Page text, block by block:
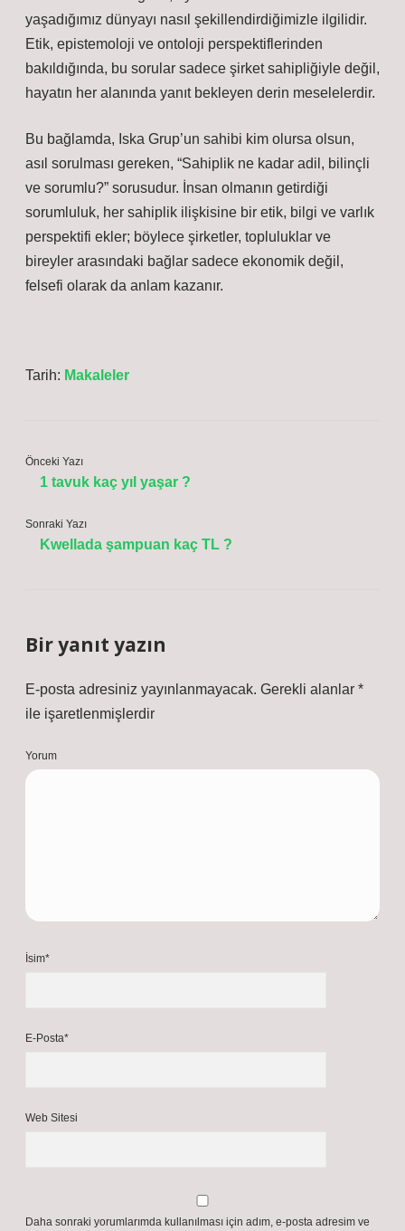
yaşadığımız dünyayı nasıl şekillendirdiğimizle ilgilidir.
Etik, epistemoloji ve ontoloji perspektiflerinden
bakıldığında, bu sorular sadece şirket sahipliğiyle değil,
hayatın her alanında yanıt bekleyen derin meselelerdir.
Bu bağlamda, Iska Grup’un sahibi kim olursa olsun,
asıl sorulması gereken, “Sahiplik ne kadar adil, bilinçli
ve sorumlu?” sorusudur. İnsan olmanın getirdiği
sorumluluk, her sahiplik ilişkisine bir etik, bilgi ve varlık
perspektifi ekler; böylece şirketler, topluluklar ve
bireyler arasındaki bağlar sadece ekonomik değil,
felsefi olarak da anlam kazanır.
Tarih: Makaleler
Önceki Yazı
1 tavuk kaç yıl yaşar ?
Sonraki Yazı
Kwellada şampuan kaç TL ?
Bir yanıt yazın
E-posta adresiniz yayınlanmayacak. Gerekli alanlar *
ile işaretlenmişlerdir
Yorum
İsim*
E-Posta*
Web Sitesi
Daha sonraki yorumlarımda kullanılması için adım, e-posta adresim ve